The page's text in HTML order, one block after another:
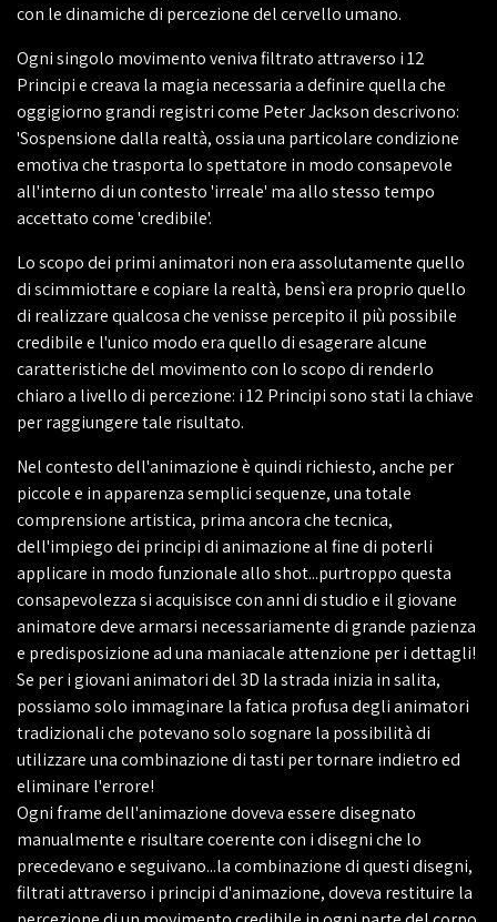
con le dinamiche di percezione del cervello umano.
Ogni singolo movimento veniva filtrato attraverso i 12
Principi e creava la magia necessaria a definire quella che
oggigiorno grandi registri come Peter Jackson descrivono:
'Sospensione dalla realtà, ossia una particolare condizione
emotiva che trasporta lo spettatore in modo consapevole
all'interno di un contesto 'irreale' ma allo stesso tempo
accettato come 'credibile'.
Lo scopo dei primi animatori non era assolutamente quello
di scimmiottare e copiare la realtà, bensì era proprio quello
di realizzare qualcosa che venisse percepito il più possibile
credibile e l'unico modo era quello di esagerare alcune
caratteristiche del movimento con lo scopo di renderlo
chiaro a livello di percezione: i 12 Principi sono stati la chiave
per raggiungere tale risultato.
Nel contesto dell'animazione è quindi richiesto, anche per
piccole e in apparenza semplici sequenze, una totale
comprensione artistica, prima ancora che tecnica,
dell'impiego dei principi di animazione al fine di poterli
applicare in modo funzionale allo shot...purtroppo questa
consapevolezza si acquisisce con anni di studio e il giovane
animatore deve armarsi necessariamente di grande pazienza
e predisposizione ad una maniacale attenzione per i dettagli!
Se per i giovani animatori del 3D la strada inizia in salita,
possiamo solo immaginare la fatica profusa degli animatori
tradizionali che potevano solo sognare la possibilità di
utilizzare una combinazione di tasti per tornare indietro ed
eliminare l'errore!
Ogni frame dell'animazione doveva essere disegnato
manualmente e risultare coerente con i disegni che lo
precedevano e seguivano...la combinazione di questi disegni,
filtrati attraverso i principi d'animazione, doveva restituire la